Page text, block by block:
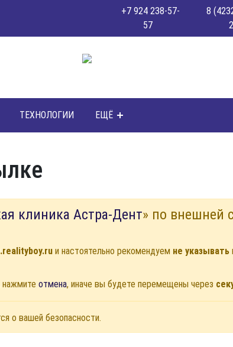
+7 924 238-57-
57
8
ТЕХНОЛОГИИ ЕЩЁ
клиника Астра-Дент» по внешней
и настоятельно рекомендуем не указывать
нажмите отмена, иначе вы будете перемещены через
о вашей безопасности.